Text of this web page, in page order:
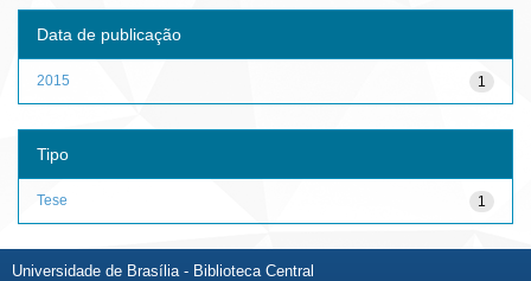
Data de publicação
1
2015
Tipo
1
Tese
Universidade de Brasília - Biblioteca Central